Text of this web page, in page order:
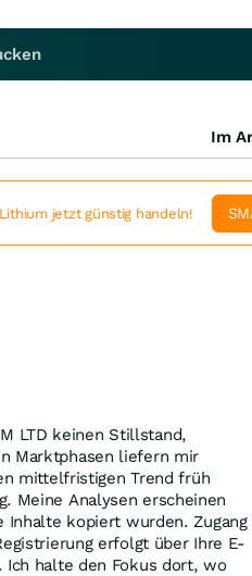
LTD keinen Stillstand,
Marktphasen liefern mir
mittelfristigen Trend früh
Meine Analysen erscheinen
kopiert wurden. Zugang
erfolgt über Ihre E-
Ich halte den Fokus dort, wo
Im
jetzt günstig handeln!